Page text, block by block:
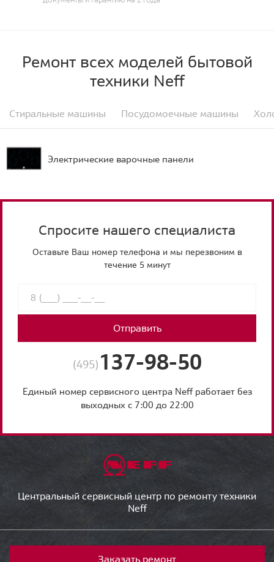
Ремонт всех моделей бытовой
техники Neff
Стиральные машины Посудомоечные машины
Электрические варочные панели
Спросите нашего специалиста
Оставьте Ваш номер телефона и мы перезвоним в
течение 5 минут
Отправить
(495) 137-98-50
Единый номер сервисного центра Neff работает без
выходных с 7:00 до 22:00
Центральный сервисный центр по ремонту техники
Neff
Заказать ремонт